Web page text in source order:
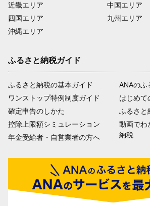
近畿エリア
四国エリア
沖縄エリア
中国エリア
九州エリア
ふるさと納税ガイド
ふるさと納税の基本ガイド
ワンストップ特例制度ガイド
確定申告のしかた
控除上限額シミュレーション
年金受給者・自営業者の方へ
ANAのふ
はじめて
ふるさと
動画でわ
納税